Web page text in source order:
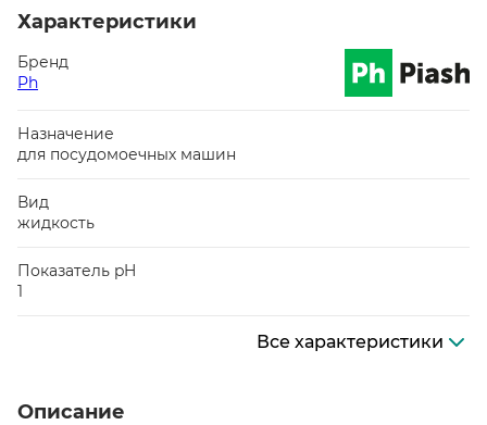
Характеристики
Бренд
Ph
Назначение
для посудомоечных машин
Вид
жидкость
Показатель pH
1
Все характеристики
Описание